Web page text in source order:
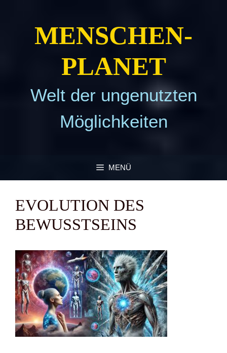
MEN­SCHEN­
PLA­NET
Welt der ungenutzten
Möglichkeiten
MENÜ
EVO­LU­TI­ON DES
BEWUSST­SEINS